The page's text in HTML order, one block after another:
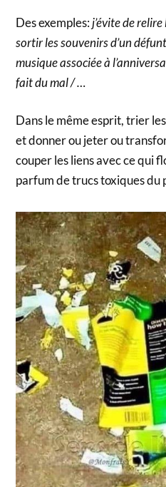
Des exemples:j’évite de
sortir les souvenirs d’un
musique associée à
fait du mal / …
Dans le même esprit, trier
et donner ou jeter ou
couper les liens avec ce qui
parfum de trucs toxiques du